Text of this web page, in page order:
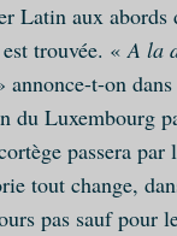
Latin aux
trouvée. «A la
annonce-t-on
du Luxembourg
passera par
tout change,
pas sauf pour